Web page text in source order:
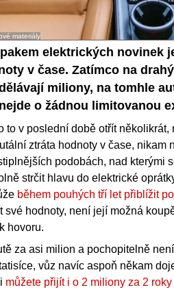
materiály
elektrických novinek
v čase. Zatímco na
miliony, na tomhle
o žádnou limitovanou
to v poslední době otřít
ztráta hodnoty v čase,
podobách, nad kterými
strčit hlavu do elektrické
během pouhých tří let přiblížit
své hodnoty, není její možná
hovoru.
za asi milion a pochopitelně
vůz navíc aspoň někam
můžete přijít i o 2 miliony za 2 roky